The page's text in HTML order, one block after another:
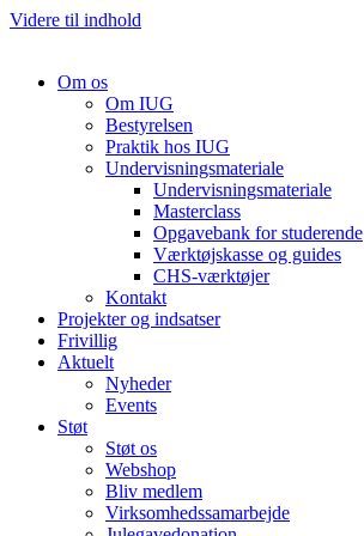
Videre til indhold
Om os
Om IUG
Bestyrelsen
Praktik hos IUG
Undervisningsmateriale
Undervisningsmateriale
Masterclass
Opgavebank for studerende
Værktøjskasse og guides
CHS-værktøjer
Kontakt
Projekter og indsatser
Frivillig
Aktuelt
Nyheder
Events
Støt
Støt os
Webshop
Bliv medlem
Virksomhedssamarbejde